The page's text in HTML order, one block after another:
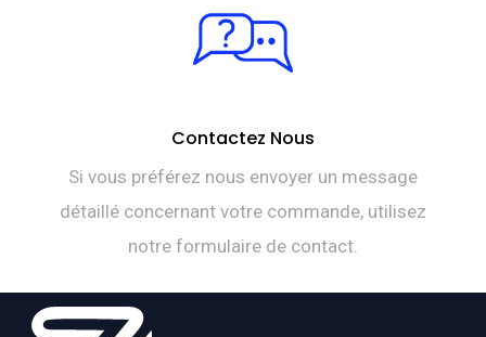
Contactez Nous
Si vous préférez nous envoyer un message
détaillé concernant votre commande, utilisez
notre formulaire de contact.